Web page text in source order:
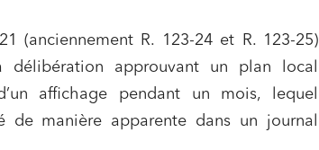
(anciennement R. 123-24 et R. 123-25)
approuvant un plan local
affichage pendant un mois, lequel
de manière apparente dans un journal